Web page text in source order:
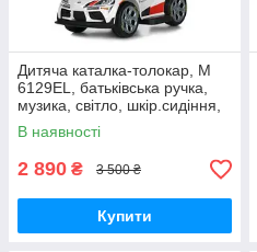
Дитяча каталка-толокар, M
6129EL, батьківська ручка,
музика, світло, шкір.сидіння,
EVA, MP3, USB, TF
В наявності
2 890 ₴ 3 500 ₴
Купити